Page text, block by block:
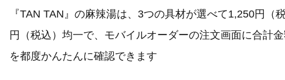
『TAN TAN』の麻辣湯は、3つの具材が選べて1,250円（
円（税込）均一で、モバイルオーダーの注文画面に合計
を都度かんたんに確認できます